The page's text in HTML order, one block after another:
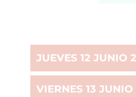
JUEVES 12 JUNIO
VIERNES 13